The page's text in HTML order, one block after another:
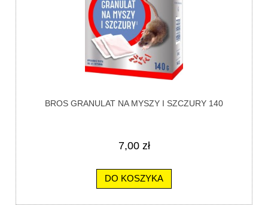
BROS GRANULAT NA MYSZY I SZCZURY 140
7,00 zł
DO KOSZYKA